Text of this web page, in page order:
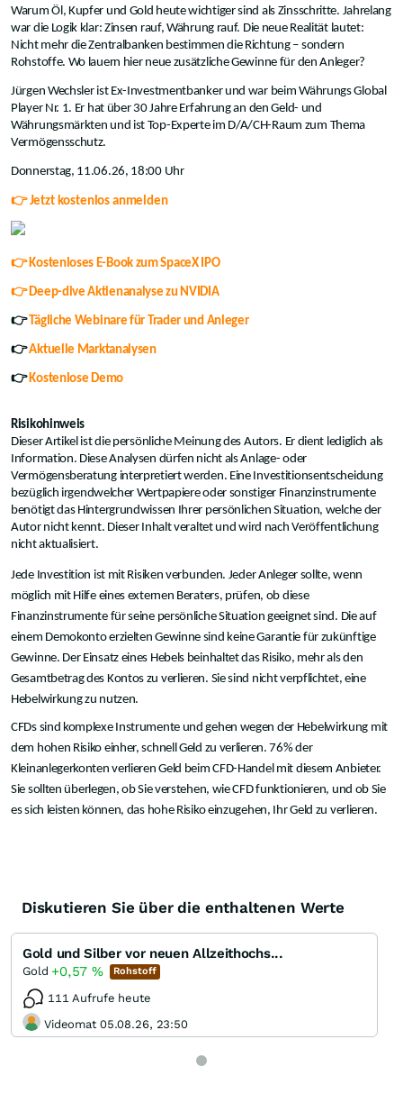
Warum Öl, Kupfer und Gold heute wichtiger sind als Zinsschritte. Jahrelang
war die Logik klar: Zinsen rauf, Währung rauf. Die neue Realität lautet:
Nicht mehr die Zentralbanken bestimmen die Richtung – sondern
Rohstoffe. Wo lauern hier neue zusätzliche Gewinne für den Anleger?
Jürgen Wechsler ist Ex-Investmentbanker und war beim Währungs Global
Player Nr. 1. Er hat über 30 Jahre Erfahrung an den Geld- und
Währungsmärkten und ist Top-Experte im D/A/CH-Raum zum Thema
Vermögensschutz.
Donnerstag, 11.06.26, 18:00 Uhr
👉 Jetzt kostenlos anmelden
👉 Kostenloses E-Book zum SpaceX IPO
👉 Deep-dive Aktienanalyse zu NVIDIA
👉 Tägliche Webinare für Trader und Anleger
👉Aktuelle Marktanalysen
👉Kostenlose Demo
Risikohinweis
Dieser Artikel ist die persönliche Meinung des Autors. Er dient lediglich als
Information. Diese Analysen dürfen nicht als Anlage- oder
Vermögensberatung interpretiert werden. Eine Investitionsentscheidung
bezüglich irgendwelcher Wertpapiere oder sonstiger Finanzinstrumente
benötigt das Hintergrundwissen Ihrer persönlichen Situation, welche der
Autor nicht kennt. Dieser Inhalt veraltet und wird nach Veröffentlichung
nicht aktualisiert.
Jede Investition ist mit Risiken verbunden. Jeder Anleger sollte, wenn
möglich mit Hilfe eines externen Beraters, prüfen, ob diese
Finanzinstrumente für seine persönliche Situation geeignet sind. Die auf
einem Demokonto erzielten Gewinne sind keine Garantie für zukünftige
Gewinne. Der Einsatz eines Hebels beinhaltet das Risiko, mehr als den
Gesamtbetrag des Kontos zu verlieren. Sie sind nicht verpflichtet, eine
Hebelwirkung zu nutzen.
CFDs sind komplexe Instrumente und gehen wegen der Hebelwirkung mit
dem hohen Risiko einher, schnell Geld zu verlieren. 76% der
Kleinanlegerkonten verlieren Geld beim CFD-Handel mit diesem Anbieter.
Sie sollten überlegen, ob Sie verstehen, wie CFD funktionieren, und ob Sie
es sich leisten können, das hohe Risiko einzugehen, Ihr Geld zu verlieren.
Diskutieren Sie über die enthaltenen Werte
Gold und Silber vor neuen Allzeithochs...
Gold +0,57 % Rohstoff
111 Aufrufe heute
Videomat 05.08.26, 23:50